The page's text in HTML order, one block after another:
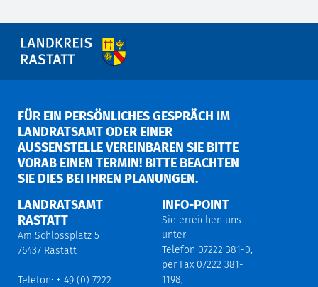
FÜR EIN PERSÖNLICHES GESPRÄCH IM
LANDRATSAMT ODER EINER
AUSSENSTELLE VEREINBAREN SIE BITTE V
ORAB EINEN TERMIN! BITTE BEACHTEN S
IE DIES BEI IHREN PLANUNGEN.
LANDRATSAMT
RASTATT
Am Schlossplatz 5
76437 Rastatt
Telefon: + 49 (0) 7222
INFO-POINT
Sie erreichen uns
unter
Telefon 07222 381-0,
per Fax 07222 381-
1198,